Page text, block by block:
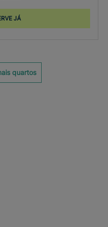
JÁ
quartos